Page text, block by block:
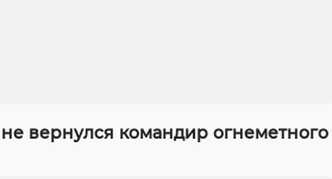
вернулся командир огнеметного